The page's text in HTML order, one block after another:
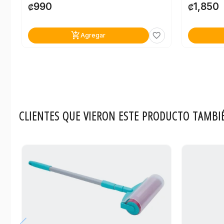
₡990
add_shopping_cartAgregar favorite_border
₡1,850
CLIENTES QUE VIERON ESTE PRODUCTO